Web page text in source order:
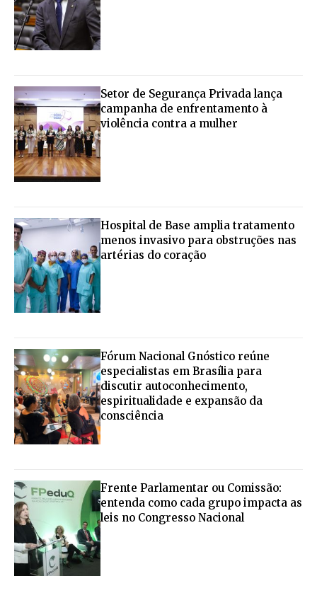
Setor de Segurança Privada lança
campanha de enfrentamento à
violência contra a mulher
Hospital de Base amplia tratamento
menos invasivo para obstruções nas
artérias do coração
Fórum Nacional Gnóstico reúne
especialistas em Brasília para
discutir autoconhecimento,
espiritualidade e expansão da
consciência
Frente Parlamentar ou Comissão:
entenda como cada grupo impacta as
leis no Congresso Nacional